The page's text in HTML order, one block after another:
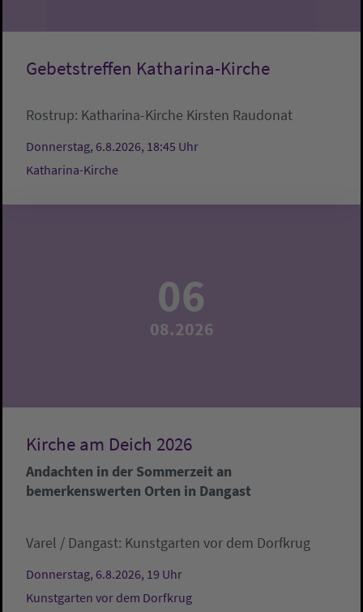
Gebetstreffen Katharina-Kirche
Rostrup: Katharina-Kirche Kirsten Raudonat
Donnerstag, 6.8.2026, 18:45 Uhr
Katharina-Kirche
06
08.2026
Kirche am Deich 2026
Andachten in der Sommerzeit an
bemerkenswerten Orten in Dangast
Varel / Dangast: Kunstgarten vor dem Dorfkrug
Donnerstag, 6.8.2026, 19 Uhr
Kunstgarten vor dem Dorfkrug